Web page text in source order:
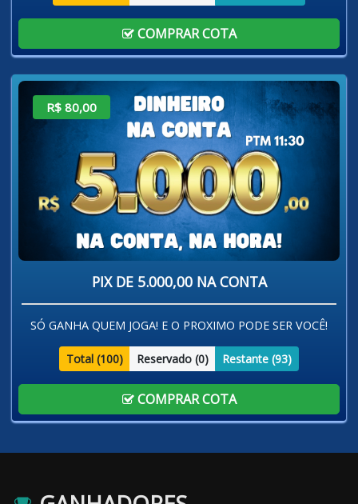
COMPRAR COTA
R$ 80,00
PIX DE 5.000,00 NA CONTA
SÓ GANHA QUEM JOGA! E O PROXIMO PODE SER VOCÊ!
Total (100) Reservado (0) Restante (93)
COMPRAR COTA